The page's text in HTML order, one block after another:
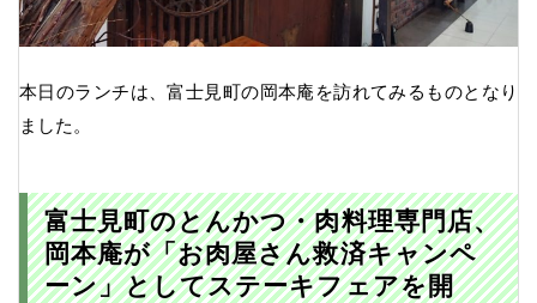
本日のランチは、富士見町の岡本庵を訪れてみるものとなり
ました。
富士見町のとんかつ・肉料理専門店、
岡本庵が「お肉屋さん救済キャンペ
ーン」としてステーキフェアを開